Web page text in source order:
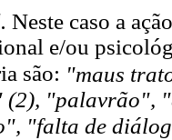
Neste caso a
e/ou
são: "maus
(2), "palavrão",
"falta de